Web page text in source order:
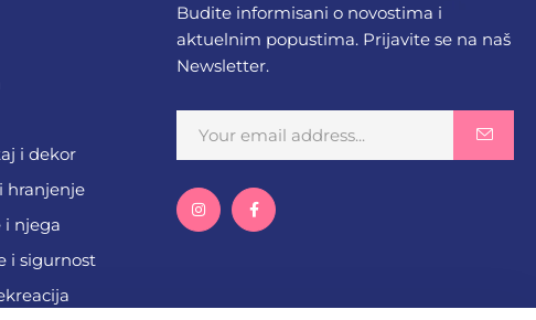
i dekor
hranjenje
i njega
i sigurnost
Budite informisani o novostima i
aktuelnim popustima. Prijavite se na naš
Newsletter.